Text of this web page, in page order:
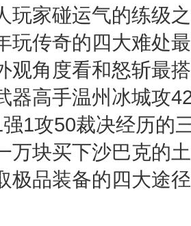
玩家碰运气的练级
玩传奇的四大难处
观角度看和怒斩最
器高手温州冰城攻
1攻50裁决经历的
万块买下沙巴克的
极品装备的四大途